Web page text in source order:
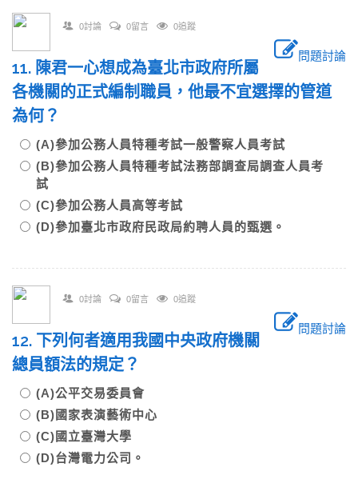
0討論 0留言 0追蹤
問題討論
11. 陳君一心想成為臺北市政府所屬
各機關的正式編制職員，他最不宜選擇的管道
為何？
(A)參加公務人員特種考試一般警察人員考試
(B)參加公務人員特種考試法務部調查局調查人員考
試
(C)參加公務人員高等考試
(D)參加臺北市政府民政局約聘人員的甄選。
0討論 0留言 0追蹤
問題討論
12. 下列何者適用我國中央政府機關
總員額法的規定？
(A)公平交易委員會
(B)國家表演藝術中心
(C)國立臺灣大學
(D)台灣電力公司。